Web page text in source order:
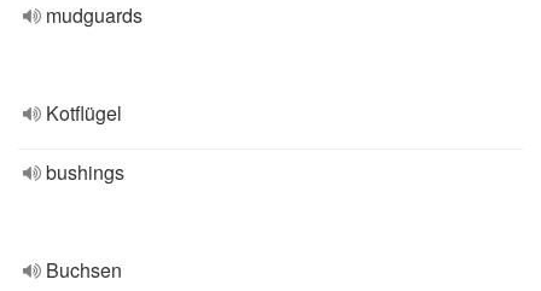
mudguards
Kotflügel
bushings
Buchsen